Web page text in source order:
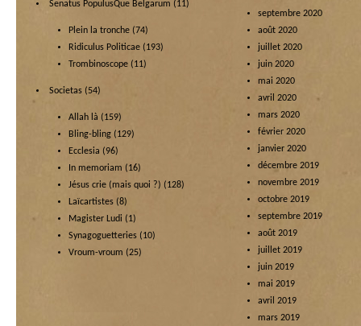
Senatus PopulusQue Belgarum (11)
Plein la tronche (74)
Ridiculus Politicae (193)
Trombinoscope (11)
Societas (54)
Allah là (159)
Bling-bling (129)
Ecclesia (96)
In memoriam (16)
Jésus crie (mais quoi ?) (128)
Laïcartistes (8)
Magister Ludi (1)
Synagoguetteries (10)
Vroum-vroum (25)
septembre 2020
août 2020
juillet 2020
juin 2020
mai 2020
avril 2020
mars 2020
février 2020
janvier 2020
décembre 2019
novembre 2019
octobre 2019
septembre 2019
août 2019
juillet 2019
juin 2019
mai 2019
avril 2019
mars 2019